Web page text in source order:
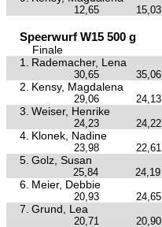
12,65 15,03
Speerwurf W15 500 g
Finale
1.
Rademacher, Lena
30,65 35,06
2. Kensy, Magdalena
29,06 24,13
3. Weiser, Henrike
24,23 24,22
4. Klonek, Nadine
23,98 22,61
5. Golz, Susan
25,84 24,19
6. Meier, Debbie
20,93 24,65
7. Grund, Lea
20,71 20,90